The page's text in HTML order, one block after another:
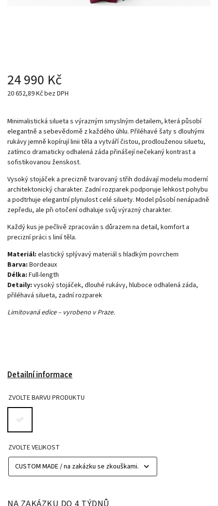
24 990 Kč
20 652,89 Kč bez DPH
Minimalistická silueta s výrazným smyslným detailem, která působí
elegantně a sebevědomě z každého úhlu. Přiléhavé šaty s dlouhými
rukávy jemně kopírují linii těla a vytváří čistou, prodlouženou siluetu,
zatímco dramaticky odhalená záda přinášejí nečekaný kontrast a
sofistikovanou ženskost.
Vysoký stojáček a precizně tvarovaný střih dodávají modelu moderní
architektonický charakter. Zadní rozparek podporuje lehkost pohybu
a podtrhuje elegantní plynulost celé siluety. Model působí nenápadně
zepředu, ale při otočení odhaluje svůj výrazný charakter.
Každý kus je pečlivě zpracován s důrazem na detail, komfort a
precizní práci s linií těla.
Materiál: elastický splývavý materiál s hladkým povrchem
Barva: Bordeaux
Délka: Full-length
Detaily: vysoký stojáček, dlouhé rukávy, hluboce odhalená záda,
přiléhavá silueta, zadní rozparek
Limitovaná edice – vyrobeno v Praze.
Detailní informace
ZVOLTE BARVU PRODUKTU
ZVOLTE VELIKOST